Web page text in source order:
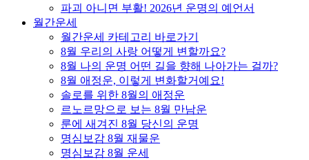
파괴 아니면 부활! 2026년 운명의 예언서
월간운세
월간운세 카테고리 바로가기
8월 우리의 사랑 어떻게 변할까요?
8월 나의 운명 어떤 길을 향해 나아가는 걸까?
8월 애정운, 이렇게 변화할거예요!
솔로를 위한 8월의 애정운
르노르망으로 보는 8월 만남운
룬에 새겨진 8월 당신의 운명
명심보감 8월 재물운
명심보감 8월 운세